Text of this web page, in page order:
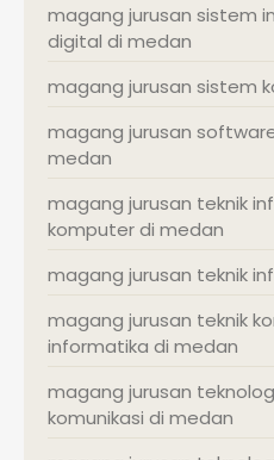
magang jurusan sistem
digital di medan
magang jurusan sistem
magang jurusan
medan
magang jurusan teknik
komputer di medan
magang jurusan teknik
magang jurusan teknik
informatika di medan
magang jurusan
komunikasi di medan